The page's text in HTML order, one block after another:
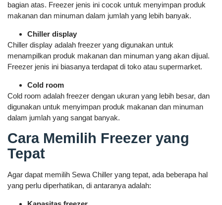
bagian atas. Freezer jenis ini cocok untuk menyimpan produk
makanan dan minuman dalam jumlah yang lebih banyak.
Chiller display
Chiller display adalah freezer yang digunakan untuk
menampilkan produk makanan dan minuman yang akan dijual.
Freezer jenis ini biasanya terdapat di toko atau supermarket.
Cold room
Cold room adalah freezer dengan ukuran yang lebih besar, dan
digunakan untuk menyimpan produk makanan dan minuman
dalam jumlah yang sangat banyak.
Cara Memilih Freezer yang
Tepat
Agar dapat memilih Sewa Chiller yang tepat, ada beberapa hal
yang perlu diperhatikan, di antaranya adalah: